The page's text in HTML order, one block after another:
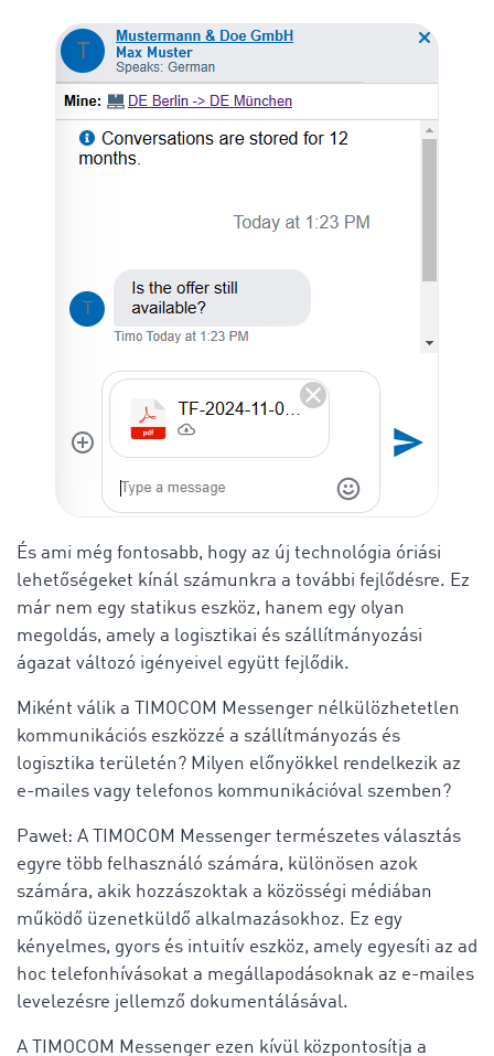
És ami még fontosabb, hogy az új technológia óriási
lehetőségeket kínál számunkra a további fejlődésre. Ez
már nem egy statikus eszköz, hanem egy olyan
megoldás, amely a logisztikai és szállítmányozási
ágazat változó igényeivel együtt fejlődik.
Miként válik a TIMOCOM Messenger nélkülözhetetlen
kommunikációs eszközzé a szállítmányozás és
logisztika területén? Milyen előnyökkel rendelkezik az
e-mailes vagy telefonos kommunikációval szemben?
Paweł: A TIMOCOM Messenger természetes választás
egyre több felhasználó számára, különösen azok
számára, akik hozzászoktak a közösségi médiában
működő üzenetküldő alkalmazásokhoz. Ez egy
kényelmes, gyors és intuitív eszköz, amely egyesíti az ad
hoc telefonhívásokat a megállapodásoknak az e-mailes
levelezésre jellemző dokumentálásával.
A TIMOCOM Messenger ezen kívül központosítja a